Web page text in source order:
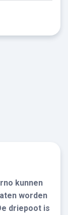
kunnen
worden
driepoot is